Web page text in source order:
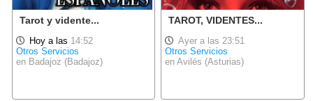
Tarot y vidente...
Hoy a las 14:52
Otros Servicios
en Badajoz (Badajoz)
TAROT, VIDENTES...
Ayer a las 23:51
Otros Servicios
en Avilés (Asturias)